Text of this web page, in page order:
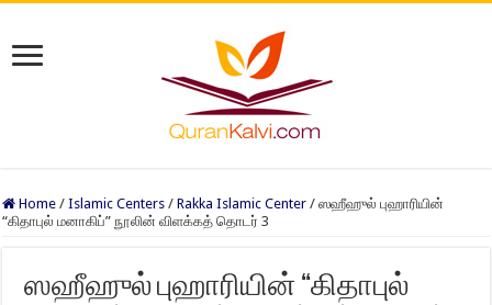
Home / Islamic Centers / Rakka Islamic Center / ஸஹீஹுல் புஹாரியின்
“கிதாபுல் மனாகிப்” நூலின் விளக்கத் தொடர் 3
ஸஹீஹுல் புஹாரியின் “கிதாபுல்